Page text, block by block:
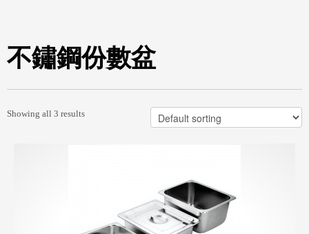
不鏽鋼份數盆
Showing all 3 results